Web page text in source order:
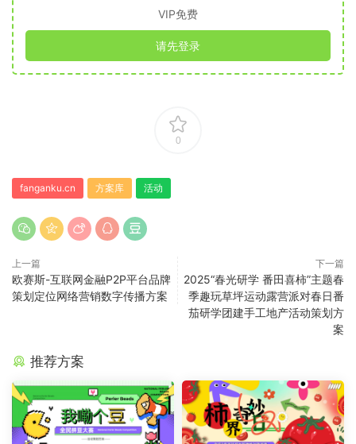
VIP免费
请先登录
0
fanganku.cn 方案库 活动
上一篇
欧赛斯-互联网金融P2P平台品牌
策划定位网络营销数字传播方案
下一篇
2025“春光研学 番田喜柿”主题春
季趣玩草坪运动露营派对春日番
茄研学团建手工地产活动策划方
案
推荐方案